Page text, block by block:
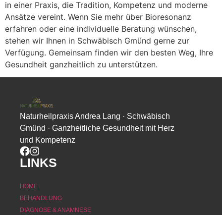
in einer Praxis, die Tradition, Kompetenz und moderne
Ansätze vereint. Wenn Sie mehr über Bioresonanz
erfahren oder eine individuelle Beratung wünschen,
stehen wir Ihnen in Schwäbisch Gmünd gerne zur
Verfügung. Gemeinsam finden wir den besten Weg, Ihre
Gesundheit ganzheitlich zu unterstützen.
Naturheilpraxis Andrea Lang · Schwäbisch
Gmünd · Ganzheitliche Gesundheit mit Herz
und Kompetenz
LINKS
HOME
BEHANDLUNG
DIAGNOSE & ANAMNESE